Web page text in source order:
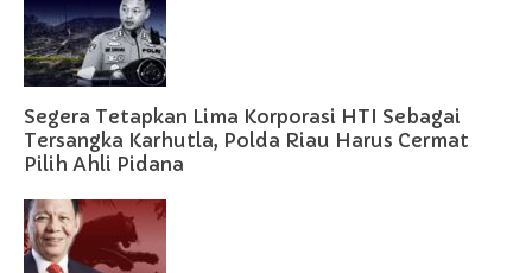
Segera Tetapkan Lima Korporasi HTI Sebagai
Tersangka Karhutla, Polda Riau Harus Cermat
Pilih Ahli Pidana